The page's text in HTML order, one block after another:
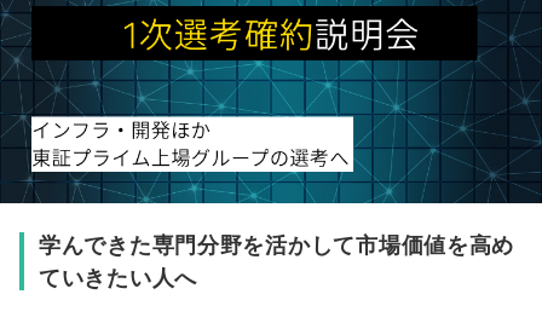
学んできた専門分野を活かして市場価値を高め
ていきたい人へ